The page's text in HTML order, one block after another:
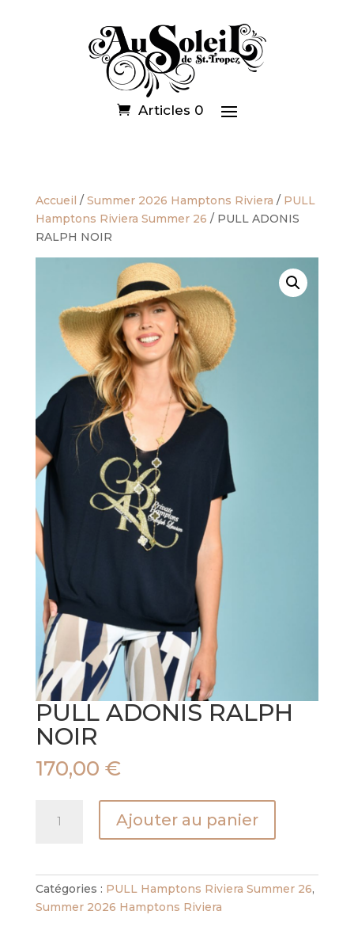
Articles 0
Accueil / Summer 2026 Hamptons Riviera / PULL
Hamptons Riviera Summer 26 / PULL ADONIS
RALPH NOIR
PULL ADONIS RALPH
NOIR
170,00 €
NOIR
Ajouter au panier
Catégories : PULL Hamptons Riviera Summer 26,
Summer 2026 Hamptons Riviera